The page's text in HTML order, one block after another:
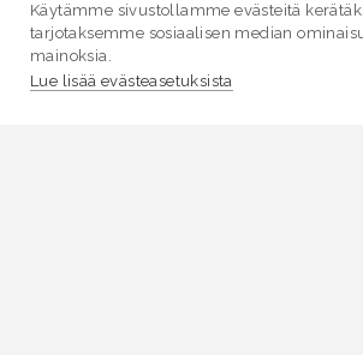
Käytämme sivustollamme evästeitä
tarjotaksemme sosiaalisen median
mainoksia.
Lue lisää evästeasetuksista